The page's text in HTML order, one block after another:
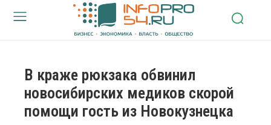
В краже рюкзака обвинил
новосибирских медиков скорой
помощи гость из Новокузнецка